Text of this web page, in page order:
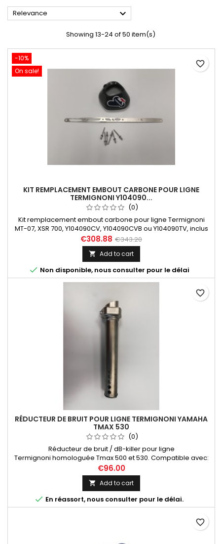
Relevance 
Showing 13-24 of 50 item(s)
-10%
On sale!
KIT REMPLACEMENT EMBOUT CARBONE POUR LIGNE
TERMIGNONI Y104090...
(0)
Kit remplacement embout carbone pour ligne Termignoni
MT-07, XSR 700, Y104090CV, Y104090CVB ou Y104090TV, inclus
embout carbone x1, bande sous-rivet avec gravure laser du
code d'homologation EEC x1, rivet borgne étanche inox x6.
€308.88 €343.20
 Add to cart
 Non disponible, nous consulter pour le délai
favorite_border
RÉDUCTEUR DE BRUIT POUR LIGNE TERMIGNONI YAMAHA
TMAX 530
(0)
Réducteur de bruit / dB-killer pour ligne
Termignoni homologuée Tmax 500 et 530. Compatible avec:
Ligne Termignoni homologuée Yamaha Tmax 500 (01-03) et
(08-11): Y097080IV, Ligne Termignoni homologuée Yamaha
Tmax 530 2012-2016: Y099080CV, Y099080CVB.
€96.00
 Add to cart
 En réassort, nous consulter pour le délai.
favorite_border
favorite_border